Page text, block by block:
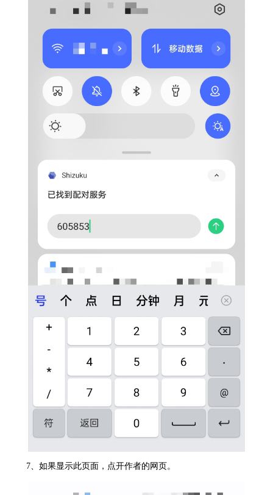
7、如果显示此页面，点开作者的网页。